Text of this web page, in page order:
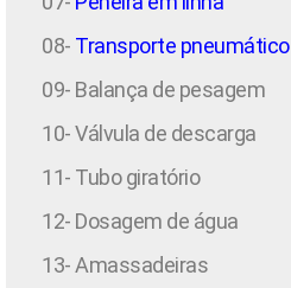
08- Transporte pneumático
09- Balança de pesagem
10- Válvula de descarga
11- Tubo giratório
12- Dosagem de água
13- Amassadeiras